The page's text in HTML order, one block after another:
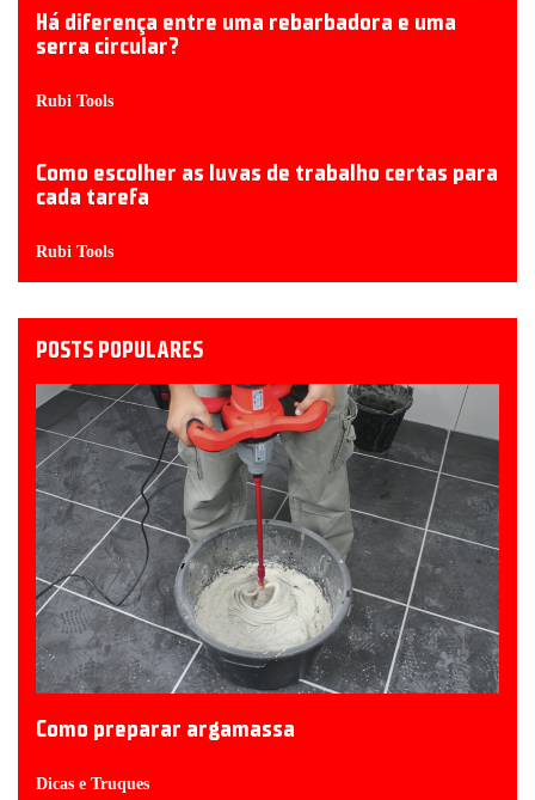
Há diferença entre uma rebarbadora e uma
serra circular?
Rubi Tools
Como escolher as luvas de trabalho certas para
cada tarefa
Rubi Tools
POSTS POPULARES
Como preparar argamassa
Dicas e Truques